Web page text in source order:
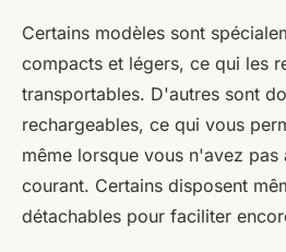
Certains modèles sont
compacts et légers, ce qui les
transportables. D'autres sont
rechargeables, ce qui vous
même lorsque vous n'avez pas
courant. Certains disposent
détachables pour faciliter